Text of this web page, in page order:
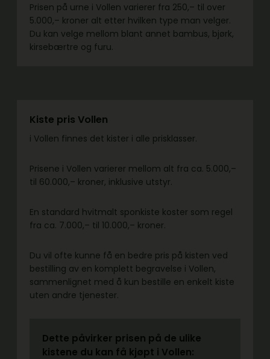
Prisen på urne i Vollen varierer fra 250,– til over
5.000,– kroner alt etter hvilken type man velger.
Du kan velge mellom blant annet bambus, bjørk,
kirsebærtre og furu.
Kiste pris Vollen
i Vollen finnes det kister i alle prisklasser.
Prisene i Vollen varierer mellom alt fra ca. 5.000,–
til 60.000,– kroner, inklusive utstyr.
En standard hvitmalt sponkiste koster som regel
fra ca. 7.000,– til 10.000,– kroner.
Du vil ofte kunne få en bedre pris på kisten ved
bestilling av en komplett begravelse i Vollen,
sammenlignet med å kun bestille en enkelt kiste
uten andre tjenester.
Dette påvirker prisen på de ulike
kistene du kan få kjøpt i Vollen: